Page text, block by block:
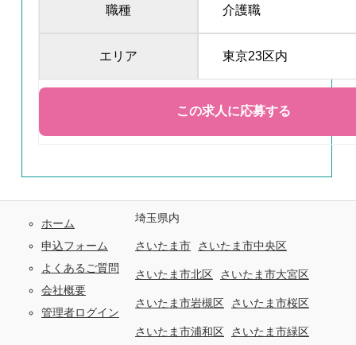
職種 介護職
エリア 東京23区内
ホーム
申込フォーム
よくあるご質問
会社概要
管理者ログイン
埼玉県内
さいたま市 さいたま市中央区
さいたま市北区 さいたま市大宮区
さいたま市岩槻区 さいたま市桜区
さいたま市浦和区 さいたま市緑区